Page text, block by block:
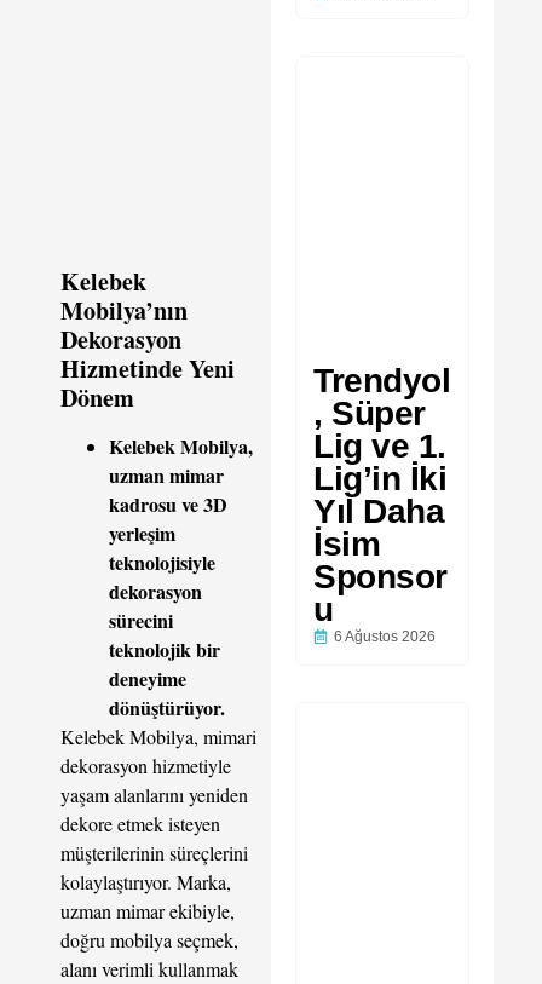
Kelebek
Mobilya’nın
Dekorasyon
Hizmetinde Yeni
Dönem
Kelebek Mobilya,
uzman mimar
kadrosu ve 3D
yerleşim
teknolojisiyle
dekorasyon
sürecini
teknolojik bir
deneyime
dönüştürüyor.
Kelebek Mobilya, mimari
dekorasyon hizmetiyle
yaşam alanlarını yeniden
dekore etmek isteyen
müşterilerinin süreçlerini
kolaylaştırıyor. Marka,
uzman mimar ekibiyle,
doğru mobilya seçmek,
alanı verimli kullanmak
Trendyol
, Süper
Lig ve 1.
Lig’in İki
Yıl Daha
İsim
Sponsor
u
6 Ağustos 2026